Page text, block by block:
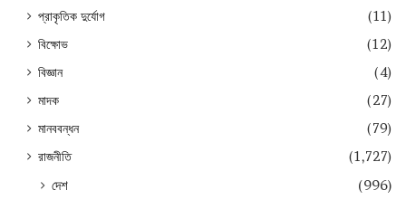
প্রাকৃতিক দুর্যোগ
(11)
বিক্ষোভ
(12)
বিজ্ঞান
(4)
মাদক
(27)
মানববন্ধন
(79)
রাজনীতি
(1,727)
দেশ
(996)